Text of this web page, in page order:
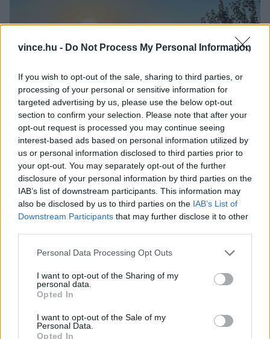
vince.hu - Do Not Process My Personal Information
If you wish to opt-out of the sale, sharing to third parties, or
processing of your personal or sensitive information for
targeted advertising by us, please use the below opt-out
section to confirm your selection. Please note that after your
opt-out request is processed you may continue seeing
interest-based ads based on personal information utilized by
us or personal information disclosed to third parties prior to
your opt-out. You may separately opt-out of the further
disclosure of your personal information by third parties on the
IAB’s list of downstream participants. This information may
also be disclosed by us to third parties on the IAB’s List of
Downstream Participants that may further disclose it to other
Please note that this website/app uses one or more Google
not limited to your visit or usage behaviour. You may click to
grant or deny consent to Google and its third-party tags to
use your data for below specified purposes in below Google
consent section.
Personal Data Processing Opt Outs
I want to opt-out of the Sharing of my
personal data.
Opted In
I want to opt-out of the Sale of my
Personal Data.
Opted In
08.12-én csatlakozz a birtok csapatához egy
naplementés dűlőpiknikre, ahol finom falatokkal,
aláfestéssel gondoskodnak a felhőtlen
hangulatról. Hogy kényelmesen élvezhessük a
lenyugvó nap látványát, huppanjunk bele
babzsákfoteljeik egyikébe és adjuk át magunkat
a táj szépségének, a gasztronómia élvezetének és